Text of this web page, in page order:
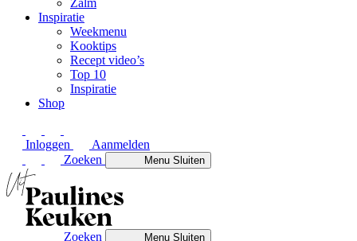
Zalm
Inspiratie
Weekmenu
Kooktips
Recept video’s
Top 10
Inspiratie
Shop
Inloggen
Aanmelden
Zoeken
MenuSluiten
Zoeken MenuSluiten